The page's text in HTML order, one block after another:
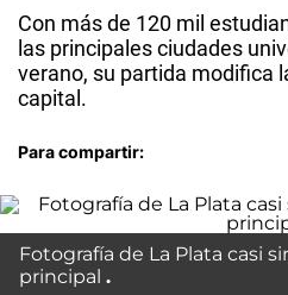
Con más de 120 mil
las principales ciudades
verano, su partida modifica
capital.
Para compartir:
Fotografía de La Plata casi
principal